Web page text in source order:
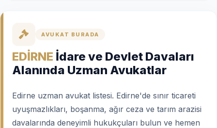
AVUKAT BURADA
EDİRNE İdare ve Devlet Davaları
Alanında Uzman Avukatlar
Edirne uzman avukat listesi. Edirne'de sınır ticareti
uyuşmazlıkları, boşanma, ağır ceza ve tarım arazisi
davalarında deneyimli hukukçuları bulun ve hemen